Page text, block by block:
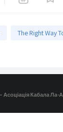
The Right Way
Асоціація Кабала Ла-